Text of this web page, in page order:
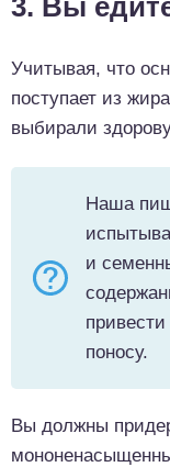
3. Вы
Учитывая, что
поступает из
выбирали
Наша
и
поносу.
Вы должны